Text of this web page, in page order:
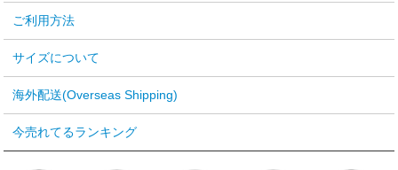
ご利用方法
サイズについて
海外配送(Overseas Shipping)
今売れてるランキング